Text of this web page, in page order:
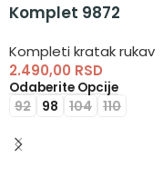
Komplet 9872
Kompleti kratak rukav
2.490,00 RSD
Odaberite Opcije
92 98 104 110